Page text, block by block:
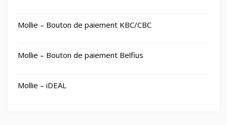
Mollie – Bouton de paiement KBC/CBC
Mollie – Bouton de paiement Belfius
Mollie – iDEAL